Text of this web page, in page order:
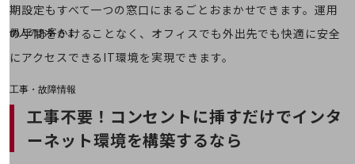
Web明細(My docomo)
個人のお客さま
工事・故障情報
お客さまサポートサイト
SDPFナレッジセンター
NTTドコモ 通信障害情報
期設定もすべて一つの窓口にまるごとおまかせできます。運用
の手間をかけることなく、オフィスでも外出先でも快適に安全
にアクセスできるIT環境を実現できます。
工事不要！コンセントに挿すだけでインタ
ーネット環境を構築するなら